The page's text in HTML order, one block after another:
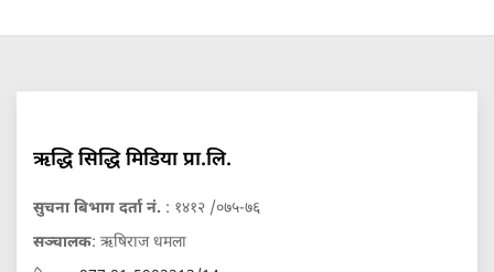
ऋद्धि सिद्धि मिडिया प्रा.लि.
सुचना बिभाग दर्ता नं. : १४१२ /०७५-७६
सञ्चालक: ऋषिराज धमला